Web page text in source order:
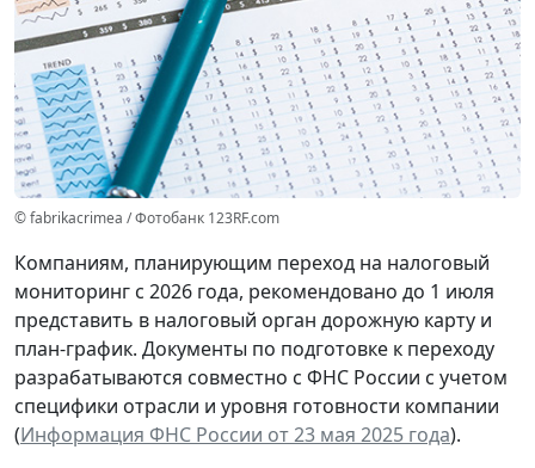
© fabrikacrimea / Фотобанк 123RF.com
Компаниям, планирующим переход на налоговый
мониторинг с 2026 года, рекомендовано до 1 июля
представить в налоговый орган дорожную карту и
план-график. Документы по подготовке к переходу
разрабатываются совместно с ФНС России с учетом
специфики отрасли и уровня готовности компании
(Информация ФНС России от 23 мая 2025 года).